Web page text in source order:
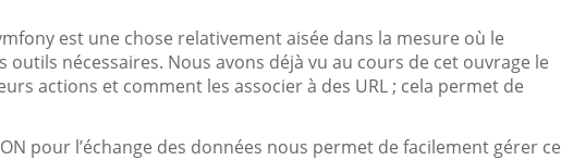
est une chose relativement aisée dans la mesure où le
nécessaires. Nous avons déjà vu au cours de cet ouvrage le
actions et comment les associer à des URL ; cela permet de
pour l’échange des données nous permet de facilement gérer ce